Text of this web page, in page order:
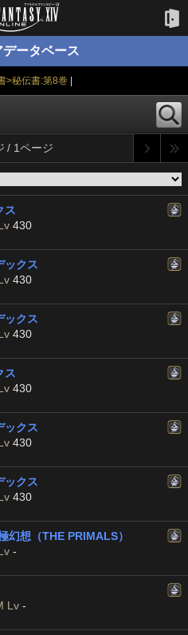
ータベース
>秘伝書:第8巻
/ 1ページ
ス
430
ックス
430
ックス
430
ス
430
ックス
430
ックス
430
幻想（THE PRIMALS）
-
Lv -